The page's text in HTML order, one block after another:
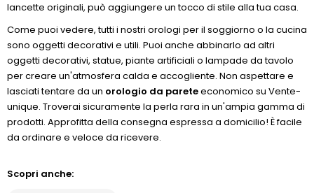
lancette originali, può aggiungere un tocco di stile alla tua casa.
Come puoi vedere, tutti i nostri orologi per il soggiorno o la cucina
sono oggetti decorativi e utili. Puoi anche abbinarlo ad altri
oggetti decorativi, statue, piante artificiali o lampade da tavolo
per creare un'atmosfera calda e accogliente. Non aspettare e
lasciati tentare da un orologio da pareteeconomico su Vente-
unique. Troverai sicuramente la perla rara in un'ampia gamma di
prodotti. Approfitta della consegna espressa a domicilio! È facile
da ordinare e veloce da ricevere.
Scopri anche: